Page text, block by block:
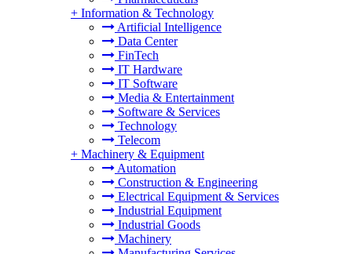
+ Information & Technology
Artificial Intelligence
Data Center
FinTech
IT Hardware
IT Software
Media & Entertainment
Software & Services
Technology
Telecom
+ Machinery & Equipment
Automation
Construction & Engineering
Electrical Equipment & Services
Industrial Equipment
Industrial Goods
Machinery